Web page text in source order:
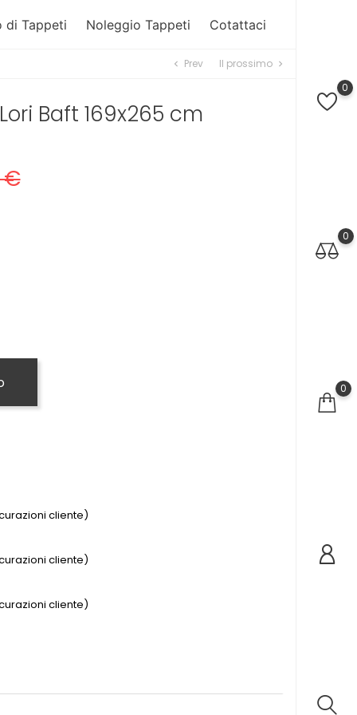
0
0
0
di Tappeti Noleggio Tappeti Cotattaci
chevron_left Prev Il prossimo chevron_right
Baft 169x265 cm
€
cliente)
cliente)
cliente)